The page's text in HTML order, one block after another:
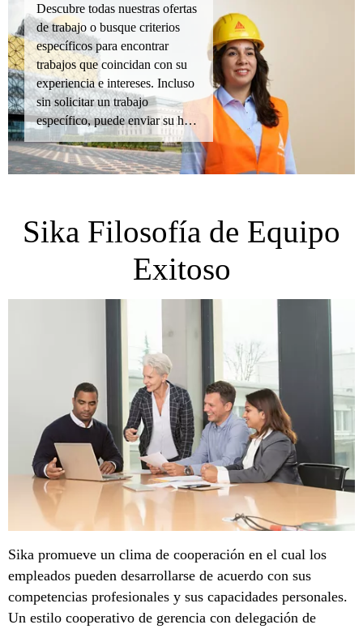
Descubre todas nuestras ofertas
de trabajo o busque criterios
específicos para encontrar
trabajos que coincidan con su
experiencia e intereses. Incluso
sin solicitar un trabajo
específico, puede enviar su hoja
de vida.
Sika Filosofía de Equipo
Exitoso
Sika promueve un clima de cooperación en el cual los
empleados pueden desarrollarse de acuerdo con sus
competencias profesionales y sus capacidades personales.
Un estilo cooperativo de gerencia con delegación de